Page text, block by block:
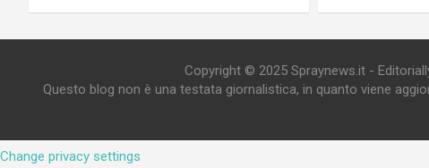
Copyright © 2025 Spraynews.it -
Questo blog non è una testata giornalistica, in quanto viene
Change privacy settings